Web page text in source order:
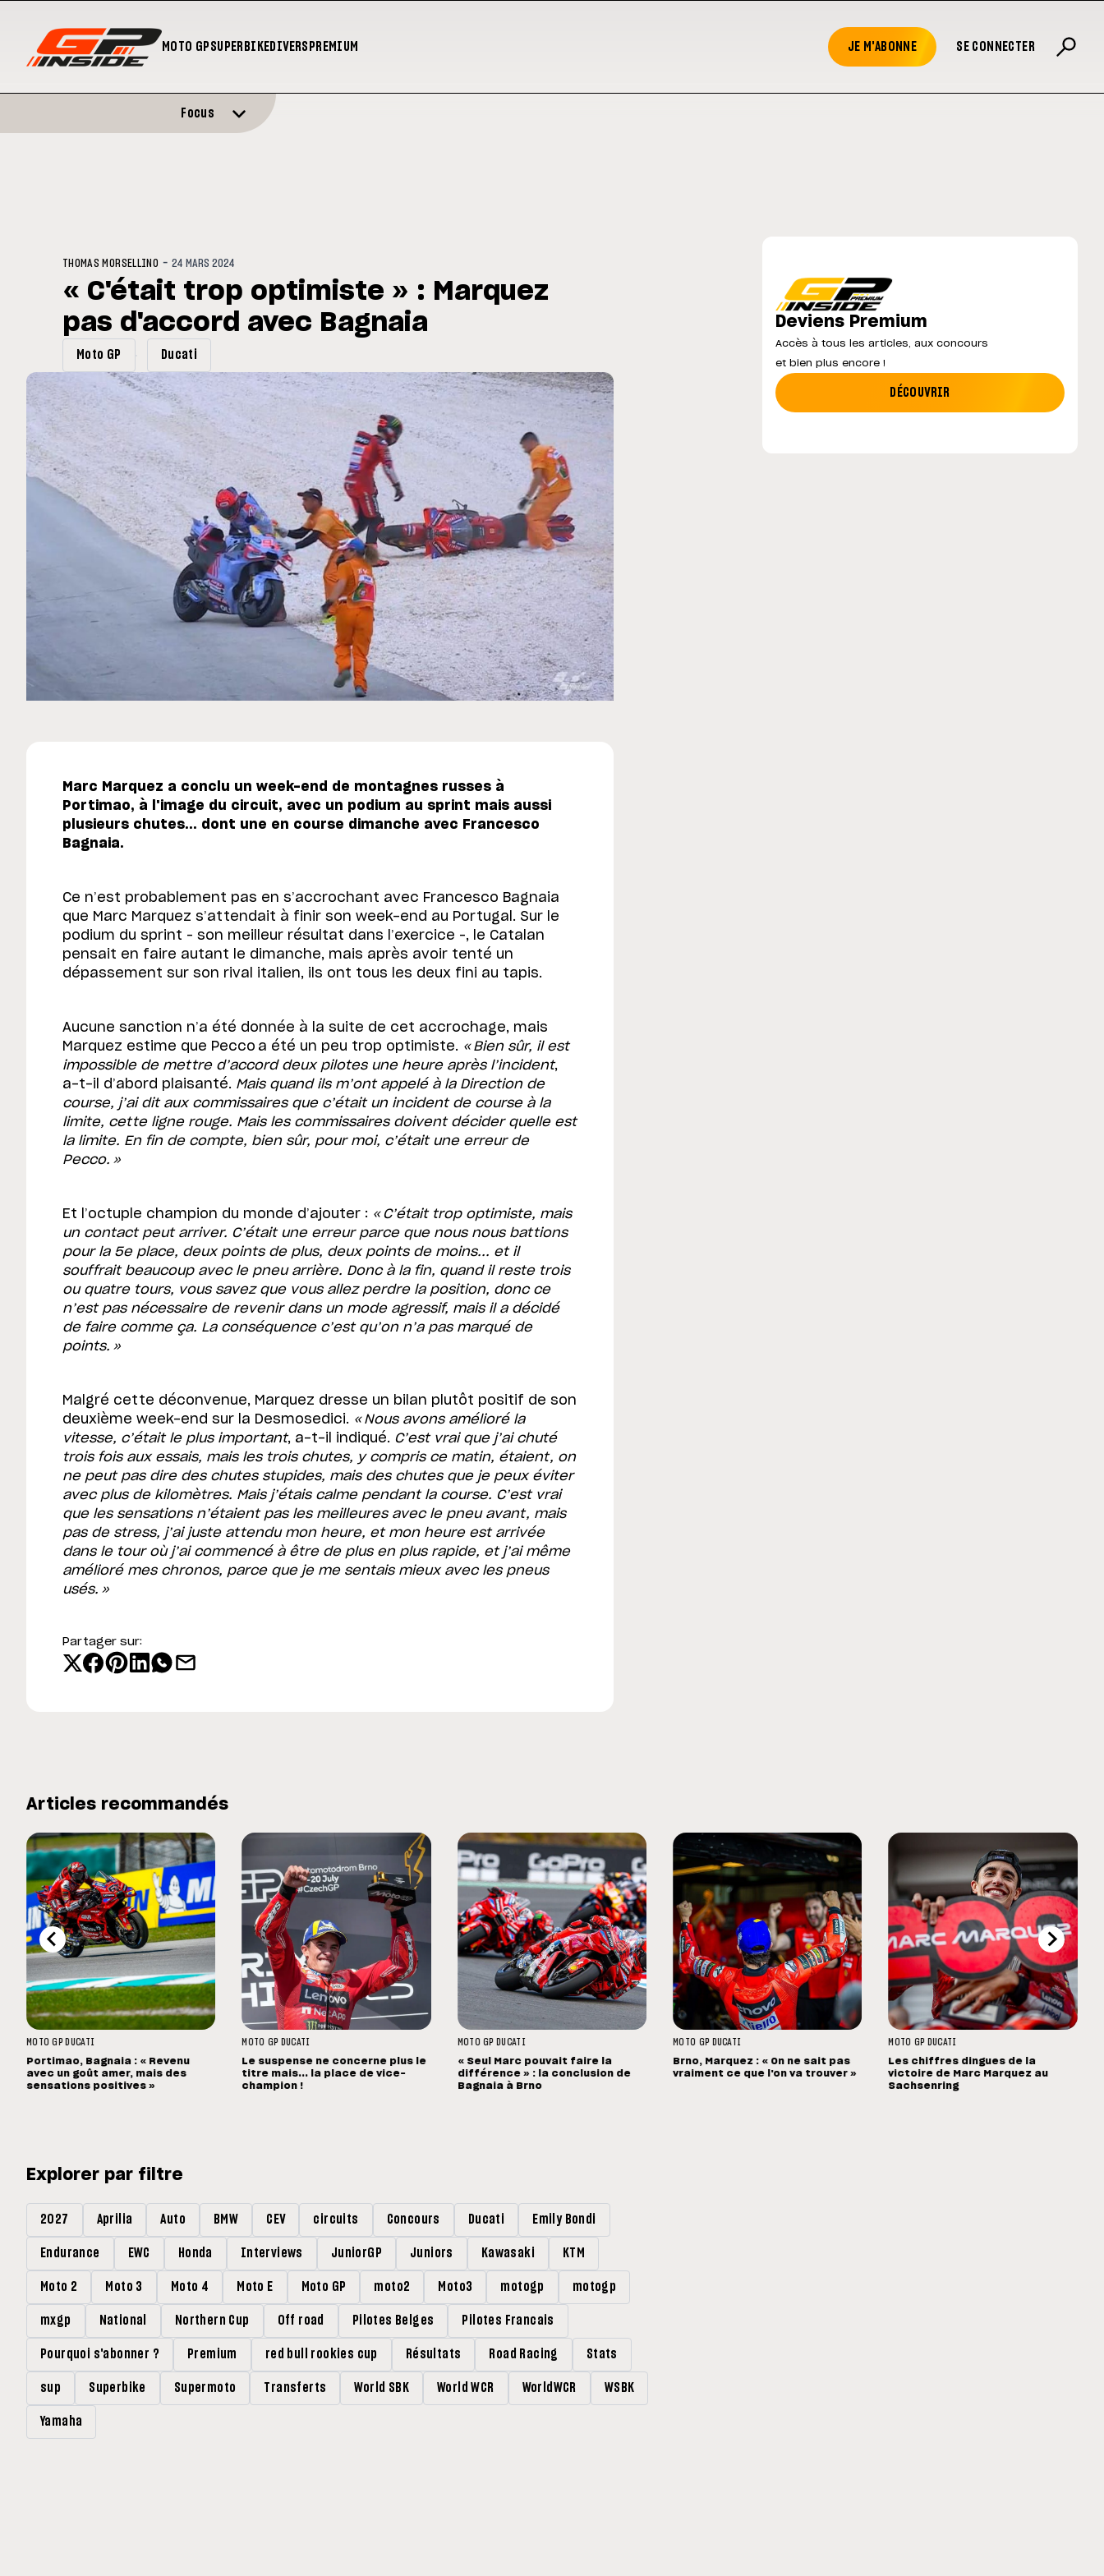
MOTO GPSUPERBIKEDIVERS PREMIUM JE M'ABONNE SE CONNECTER
club spécial dans
MOTO GP
Silverstone : Horaires et Programme du GP de
Grande-Bretagne
MOTO GP
Zarco évite l'opération et vise un retour en
septembre
MotoGP : les cinq constructeurs signent un
Focus
THOMAS MORSELLINO - 24 MARS 2024
« C'était trop optimiste » : Marquez
pas d'accord avec Bagnaia
Moto GP Ducati
Marc Marquez a conclu un week-end de montagnes russes à
Portimao, à l'image du circuit, avec un podium au sprint mais aussi
plusieurs chutes... dont une en course dimanche avec Francesco
Bagnaia.
Ce n’est probablement pas en s’accrochant avec Francesco Bagnaia
que Marc Marquez s’attendait à finir son week-end au Portugal. Sur le
podium du sprint – son meilleur résultat dans l’exercice –, le Catalan
pensait en faire autant le dimanche, mais après avoir tenté un
dépassement sur son rival italien, ils ont tous les deux fini au tapis.
Aucune sanction n’a été donnée à la suite de cet accrochage, mais
Marquez estime que Pecco a été un peu trop optimiste. « Bien sûr, il est
impossible de mettre d’accord deux pilotes une heure après l’incident,
a-t-il d’abord plaisanté. Mais quand ils m’ont appelé à la Direction de
course, j’ai dit aux commissaires que c’était un incident de course à la
limite, cette ligne rouge. Mais les commissaires doivent décider quelle est
la limite. En fin de compte, bien sûr, pour moi, c’était une erreur de
Pecco. »
Et l’octuple champion du monde d’ajouter : « C’était trop optimiste, mais
un contact peut arriver. C’était une erreur parce que nous nous battions
pour la 5e place, deux points de plus, deux points de moins... et il
souffrait beaucoup avec le pneu arrière. Donc à la fin, quand il reste trois
ou quatre tours, vous savez que vous allez perdre la position, donc ce
n’est pas nécessaire de revenir dans un mode agressif, mais il a décidé
de faire comme ça. La conséquence c’est qu’on n’a pas marqué de
points. »
Malgré cette déconvenue, Marquez dresse un bilan plutôt positif de son
deuxième week-end sur la Desmosedici. « Nous avons amélioré la
vitesse, c’était le plus important, a-t-il indiqué. C’est vrai que j’ai chuté
trois fois aux essais, mais les trois chutes, y compris ce matin, étaient, on
ne peut pas dire des chutes stupides, mais des chutes que je peux éviter
avec plus de kilomètres. Mais j’étais calme pendant la course. C’est vrai
que les sensations n’étaient pas les meilleures avec le pneu avant, mais
pas de stress, j’ai juste attendu mon heure, et mon heure est arrivée
dans le tour où j’ai commencé à être de plus en plus rapide, et j’ai même
amélioré mes chronos, parce que je me sentais mieux avec les pneus
usés. »
Partager sur:
Deviens Premium
Accès à tous les articles, aux concours
et bien plus encore !
DÉCOUVRIR
Articles recommandés
MOTO GP DUCATI
Portimao, Bagnaia : « Revenu
avec un goût amer, mais des
sensations positives »
MOTO GP DUCATI
Le suspense ne concerne plus le
titre mais... la place de vice-
champion !
MOTO GP DUCATI
« Seul Marc pouvait faire la
différence » : la conclusion de
Bagnaia à Brno
MOTO GP DUCATI
Brno, Marquez : « On ne sait pas
vraiment ce que l'on va trouver »
MOTO GP DUCATI
Les chiffres dingues de la
victoire de Marc Marquez au
Sachsenring
Explorer par filtre
2027 Aprilia Auto BMW CEV circuits Concours Ducati Emily Bondi
Endurance EWC Honda Interviews JuniorGP Juniors Kawasaki KTM
Moto 2 Moto 3 Moto 4 Moto E Moto GP moto2 Moto3 motogp motogp
mxgp National Northern Cup Off road Pilotes Belges Pilotes Francais
Pourquoi s'abonner ? Premium red bull rookies cup Résultats Road Racing Stats
sup Superbike Supermoto Transferts World SBK World WCR WorldWCR WSBK
Yamaha